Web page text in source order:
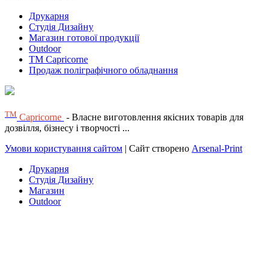
Друкарня
Студія Дизайну
Магазин готової продукції
Outdoor
TM Capricorne
Продаж поліграфічного обладнання
ТМ Capricorne - Власне виготовлення якісних товарів для
дозвілля, бізнесу і творчості ...
Умови користування сайтом | Сайт створено Arsenal-Print
Друкарня
Студія Дизайну
Магазин
Outdoor